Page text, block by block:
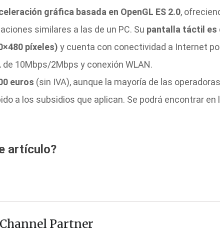
gráfica basada en OpenGL ES 2.0,
similares a las de un PC. Su pantalla táctil es
píxeles) y cuenta con conectividad a Internet
10Mbps/2Mbps y conexión WLAN.
euros (sin IVA), aunque la mayoría de las
a los subsidios que aplican. Se podrá encontrar en
artículo?
Partner